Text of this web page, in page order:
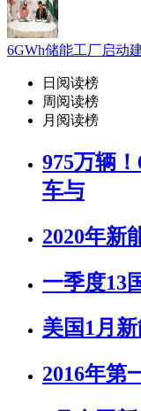
6GWh储能工厂启动
日阅读榜
周阅读榜
月阅读榜
975万辆
车与
2020年新
一季度13
美国1月
2016年第